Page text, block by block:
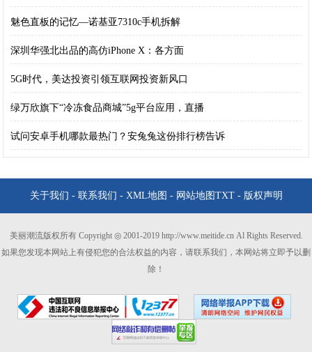
魅色直板的记忆—诺基亚7310c手机拆解
深圳华强北出品的高仿iPhone X：各方面
5G时代，美达投资引领互联网投资新风口
绿万欣旗下“冷冻食品商城”5g平台应用，直播
试问安卓手机哪款最热门？安兔兔这份排行榜告诉
关于我们 - 联系我们 - XML地图 - 网站地图 TXT- 版权声明
美丽潮流版权所有 Copyright ◎ 2001-2019 http://www.meitide.cn Al Rights Reserved.
如果您发现本网站上有侵犯您的合法权益的内容，请联系我们，本网站将立即予以删
除！